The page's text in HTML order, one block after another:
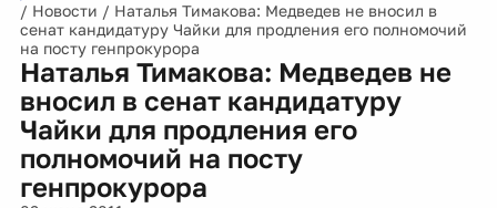
/ Новости / Наталья Тимакова: Медведев не вносил в
сенат кандидатуру Чайки для продления его полномочий
на посту генпрокурора
Наталья Тимакова: Медведев не
вносил в сенат кандидатуру
Чайки для продления его
полномочий на посту
генпрокурора